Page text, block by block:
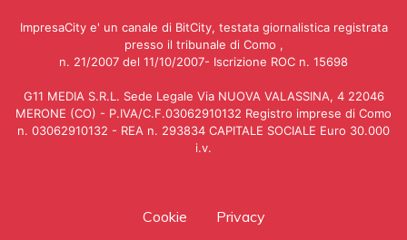
ImpresaCity e' un canale di BitCity, testata giornalistica registrata
presso il tribunale di Como ,
n. 21/2007 del 11/10/2007- Iscrizione ROC n. 15698
G11 MEDIA S.R.L. Sede Legale Via NUOVA VALASSINA, 4 22046
MERONE (CO) - P.IVA/C.F.03062910132 Registro imprese di Como
n. 03062910132 - REA n. 293834 CAPITALE SOCIALE Euro 30.000
i.v.
Cookie Privacy